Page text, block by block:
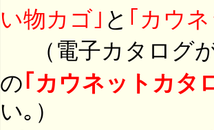
い物カゴ｣ と ｢カウ
（電子カタログ
の｢カウネットカタ
い｡）